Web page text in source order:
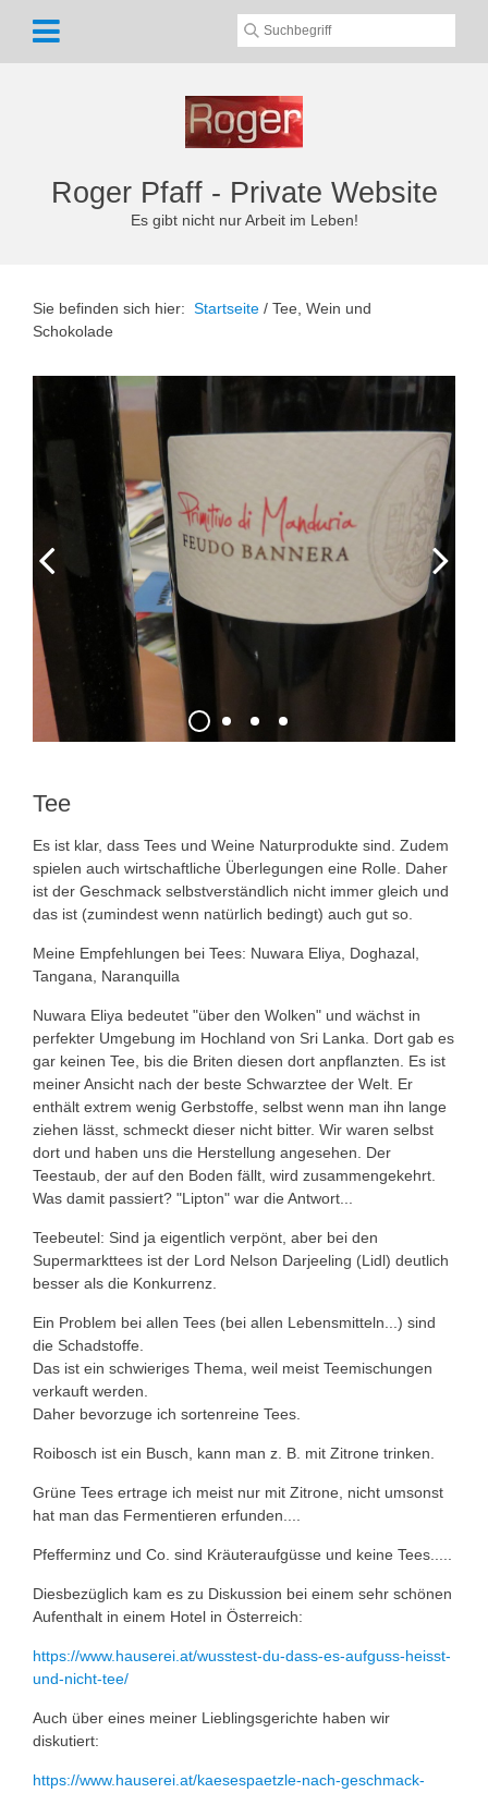
Roger Pfaff - Private Website
Es gibt nicht nur Arbeit im Leben!
Sie befinden sich hier: Startseite / Tee, Wein und
Schokolade
Tee
Es ist klar, dass Tees und Weine Naturprodukte sind. Zudem
spielen auch wirtschaftliche Überlegungen eine Rolle. Daher
ist der Geschmack selbstverständlich nicht immer gleich und
das ist (zumindest wenn natürlich bedingt) auch gut so.
Meine Empfehlungen bei Tees: Nuwara Eliya, Doghazal,
Tangana, Naranquilla
Nuwara Eliya bedeutet "über den Wolken" und wächst in
perfekter Umgebung im Hochland von Sri Lanka. Dort gab es
gar keinen Tee, bis die Briten diesen dort anpflanzten. Es ist
meiner Ansicht nach der beste Schwarztee der Welt. Er
enthält extrem wenig Gerbstoffe, selbst wenn man ihn lange
ziehen lässt, schmeckt dieser nicht bitter. Wir waren selbst
dort und haben uns die Herstellung angesehen. Der
Teestaub, der auf den Boden fällt, wird zusammengekehrt.
Was damit passiert? "Lipton" war die Antwort...
Teebeutel: Sind ja eigentlich verpönt, aber bei den
Supermarkttees ist der Lord Nelson Darjeeling (Lidl) deutlich
besser als die Konkurrenz.
Ein Problem bei allen Tees (bei allen Lebensmitteln...) sind
die Schadstoffe.
Das ist ein schwieriges Thema, weil meist Teemischungen
verkauft werden.
Daher bevorzuge ich sortenreine Tees.
Roibosch ist ein Busch, kann man z. B. mit Zitrone trinken.
Grüne Tees ertrage ich meist nur mit Zitrone, nicht umsonst
hat man das Fermentieren erfunden....
Pfefferminz und Co. sind Kräuteraufgüsse und keine Tees.....
Diesbezüglich kam es zu Diskussion bei einem sehr schönen
Aufenthalt in einem Hotel in Österreich:
https://www.hauserei.at/wusstest-du-dass-es-aufguss-heisst-
und-nicht-tee/
Auch über eines meiner Lieblingsgerichte haben wir
diskutiert:
https://www.hauserei.at/kaesespaetzle-nach-geschmack-